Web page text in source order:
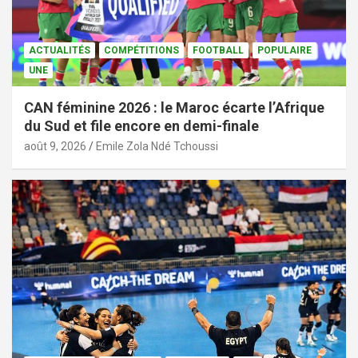
ACTUALITÉS COMPÉTITIONS FOOTBALL
POPULAIRE
UNE
CAN féminine 2026 : le Maroc écarte l’Afrique
du Sud et file encore en demi-finale
août 9, 2026 Emile Zola Ndé Tchoussi